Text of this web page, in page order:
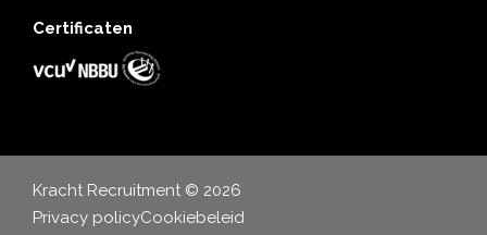
Certificaten
Kracht Recruitment © 2026
Privacy policyCookiebeleid